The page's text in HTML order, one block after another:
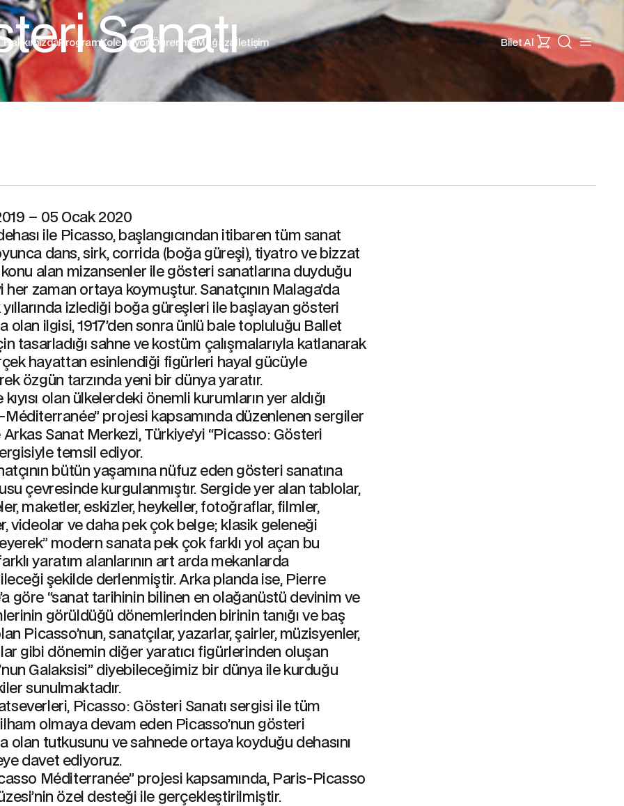
HakkımızdaProgramKoleksiyon ÖğrenmeMağaza İletişim Bilet Al
Sanatı
– 05 Ocak 2020
ile Picasso, başlangıcından itibaren tüm sanat
dans, sirk, corrida (boğa güreşi), tiyatro ve bizzat
alan mizansenler ile gösteri sanatlarına duyduğu
her zaman ortaya koymuştur. Sanatçının Malaga’da
izlediği boğa güreşleri ile başlayan gösteri
olan ilgisi, 1917’den sonra ünlü bale topluluğu Ballet
tasarladığı sahne ve kostüm çalışmalarıyla katlanarak
hayattan esinlendiği figürleri hayal gücüyle
özgün tarzında yeni bir dünya yaratır.
kıyısı olan ülkelerdeki önemli kurumların yer aldığı
Méditerranée” projesi kapsamında düzenlenen sergiler
Sanat Merkezi, Türkiye’yi “Picasso: Gösteri
temsil ediyor.
bütün yaşamına nüfuz eden gösteri sanatına
çevresinde kurgulanmıştır. Sergide yer alan tablolar,
maketler, eskizler, heykeller, fotoğraflar, filmler,
videolar ve daha pek çok belge; klasik geleneği
modern sanata pek çok farklı yol açan bu
yaratım alanlarının art arda mekanlarda
şekilde derlenmiştir. Arka planda ise, Pierre
göre “sanat tarihinin bilinen en olağanüstü devinim ve
görüldüğü dönemlerinden birinin tanığı ve baş
Picasso’nun, sanatçılar, yazarlar, şairler, müzisyenler,
gibi dönemin diğer yaratıcı figürlerinden oluşan
Galaksisi” diyebileceğimiz bir dünya ile kurduğu
sunulmaktadır.
Picasso: Gösteri Sanatı sergisi ile tüm
olmaya devam eden Picasso’nun gösteri
olan tutkusunu ve sahnede ortaya koyduğu dehasını
davet ediyoruz.
Méditerranée” projesi kapsamında, Paris-Picasso
özel desteği ile gerçekleştirilmiştir.